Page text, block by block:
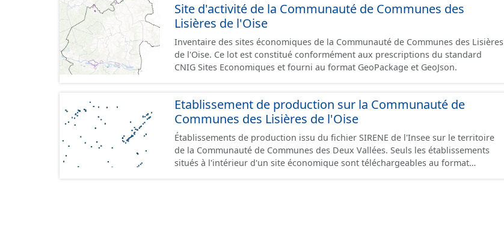
Site d'activité de la Communauté de Communes des
Lisières de l'Oise
Inventaire des sites économiques de la Communauté de Communes des Lisières
de l'Oise. Ce lot est constitué conformément aux prescriptions du standard
CNIG Sites Economiques et fourni au format GeoPackage et GeoJson.
Etablissement de production sur la Communauté de
Communes des Lisières de l'Oise
Établissements de production issu du fichier SIRENE de l'Insee sur le territoire
de la Communauté de Communes des Deux Vallées. Seuls les établissements
situés à l'intérieur d'un site économique sont téléchargeables au format